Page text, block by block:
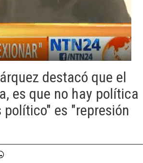
destacó que el
es que no hay política
es "represión